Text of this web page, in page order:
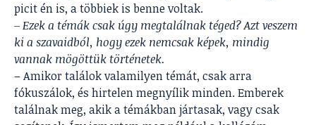
picit én is, a többiek is benne voltak.
– Ezek a témák csak úgy megtalálnak téged? Azt veszem
ki a szavaidból, hogy ezek nemcsak képek, mindig
vannak mögöttük történetek.
– Amikor találok valamilyen témát, csak arra
fókuszálok, és hirtelen megnyílik minden. Emberek
találnak meg, akik a témákban jártasak, vagy csak